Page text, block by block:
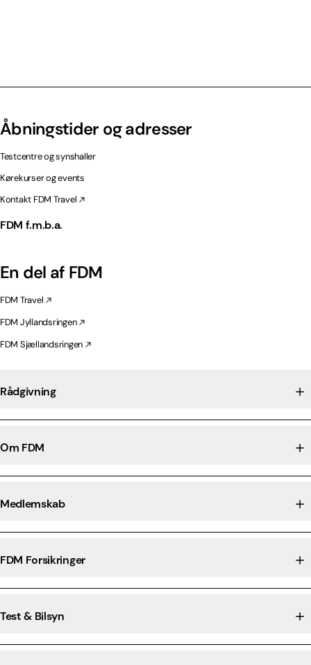
Åbningstider og adresser
Testcentre og synshaller
Kørekurser og events
Kontakt FDM Travel
FDM f.m.b.a.
En del af FDM
FDM Travel
FDM Jyllandsringen
FDM Sjællandsringen
Rådgivning
Om FDM
Medlemskab
FDM Forsikringer
Test & Bilsyn